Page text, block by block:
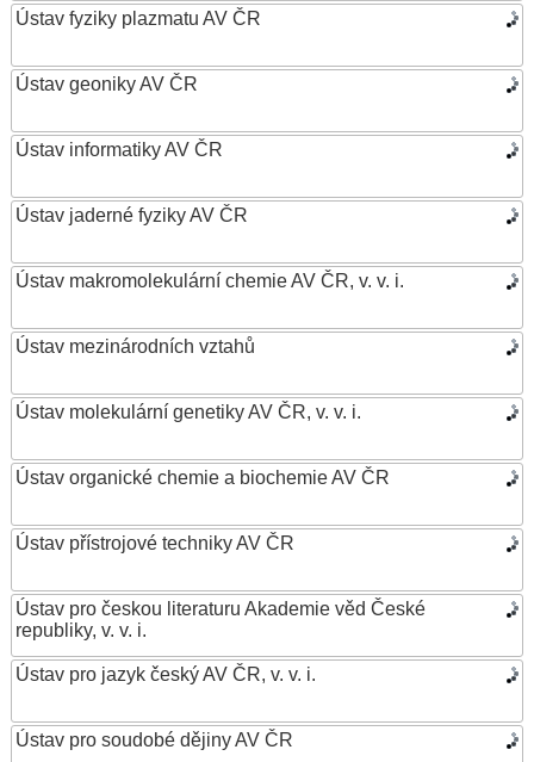
Ústav fyziky plazmatu AV ČR
Ústav geoniky AV ČR
Ústav informatiky AV ČR
Ústav jaderné fyziky AV ČR
Ústav makromolekulární chemie AV ČR, v. v. i.
Ústav mezinárodních vztahů
Ústav molekulární genetiky AV ČR, v. v. i.
Ústav organické chemie a biochemie AV ČR
Ústav přístrojové techniky AV ČR
Ústav pro českou literaturu Akademie věd České
republiky, v. v. i.
Ústav pro jazyk český AV ČR, v. v. i.
Ústav pro soudobé dějiny AV ČR